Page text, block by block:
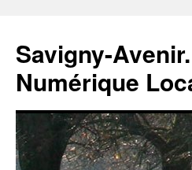
Savigny-
Numérique